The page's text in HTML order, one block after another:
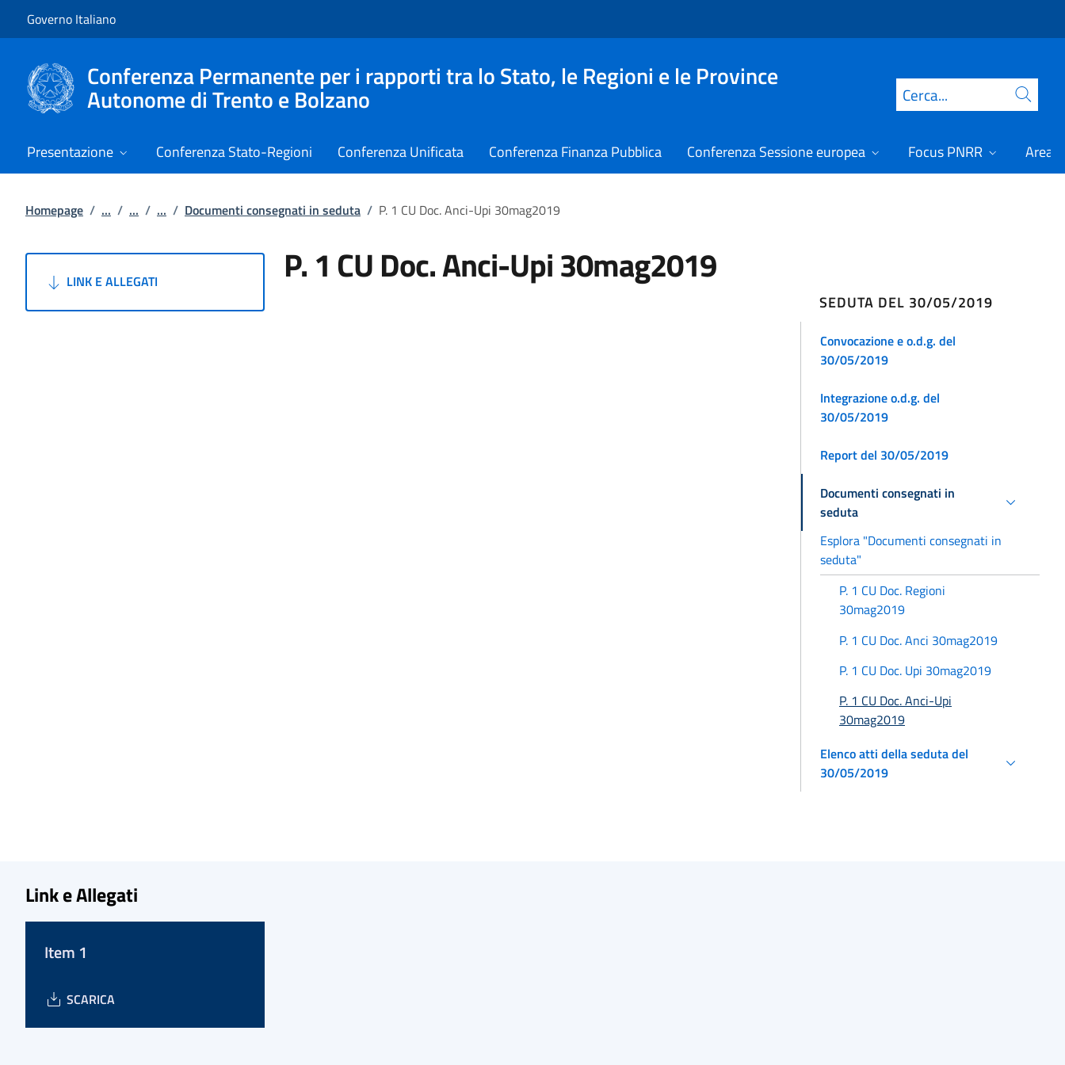
Governo Italiano
Conferenza Permanente per i rapporti tra lo Stato, le Regioni e le Province
Autonome di Trento e Bolzano Cerca
Presentazione Conferenza Stato-Regioni Conferenza Unificata Conferenza Finanza Pubblica Conferenza Sessione europea Focus PNRR Area
Homepage / ... / ... / ... / Documenti consegnati in seduta / P. 1 CU Doc. Anci-Upi 30mag2019
LINK E ALLEGATI P. 1 CU Doc. Anci-Upi 30mag2019
SEDUTA DEL 30/05/2019
Convocazione e o.d.g. del
30/05/2019
Integrazione o.d.g. del
30/05/2019
Report del 30/05/2019
Documenti consegnati in
seduta
Esplora "Documenti consegnati in
seduta"
P. 1 CU Doc. Regioni
30mag2019
P. 1 CU Doc. Anci 30mag2019
P. 1 CU Doc. Upi 30mag2019
P. 1 CU Doc. Anci-Upi
30mag2019
Elenco atti della seduta del
30/05/2019
Link e Allegati
Item 1
SCARICA